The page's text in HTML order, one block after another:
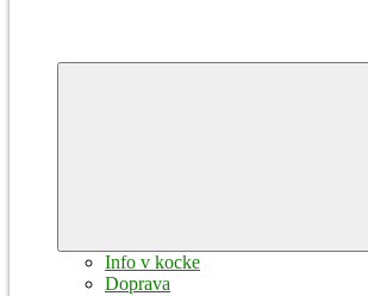
Info v kocke
Doprava